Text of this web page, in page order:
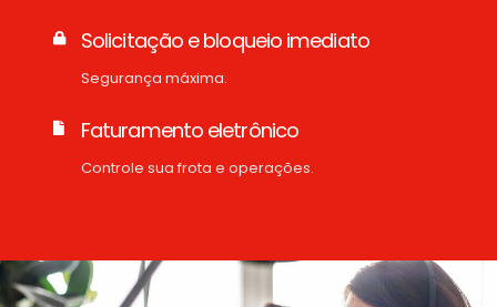
Solicitação e bloqueio imediato
Segurança máxima.
Faturamento eletrônico
Controle sua frota e operações.